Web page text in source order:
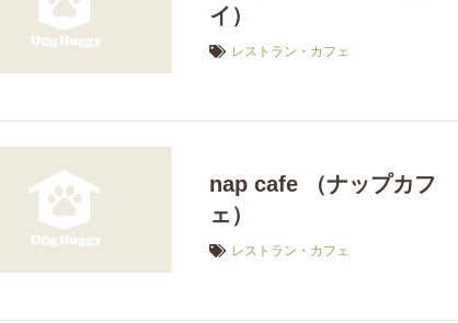
イ）
レストラン・カフェ
nap cafe （ナップカフ
ェ）
レストラン・カフェ